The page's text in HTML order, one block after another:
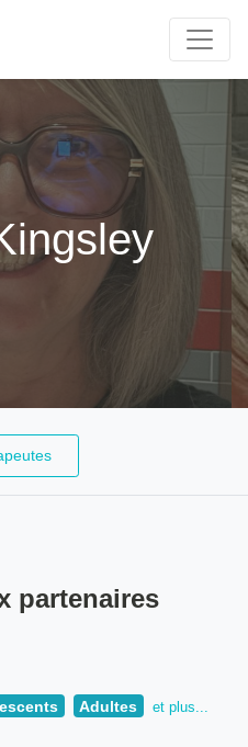
partenaires
Adultes et plus...